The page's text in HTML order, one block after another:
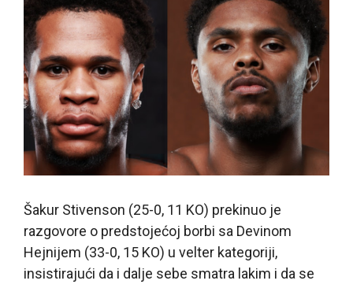
Šakur Stivenson (25-0, 11 KO) prekinuo je
razgovore o predstojećoj borbi sa Devinom
Hejnijem (33-0, 15 KO) u velter kategoriji,
insistirajući da i dalje sebe smatra lakim i da se